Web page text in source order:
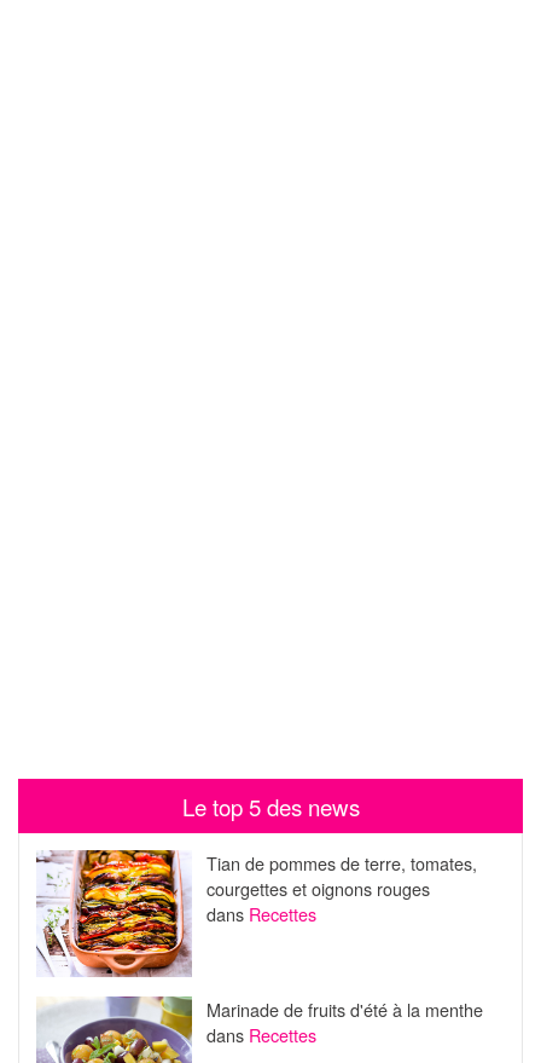
Le top 5 des news
Tian de pommes de terre, tomates,
courgettes et oignons rouges
dans Recettes
Marinade de fruits d'été à la menthe
dans Recettes